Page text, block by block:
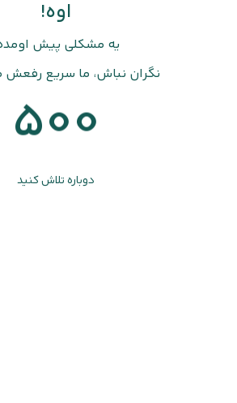
اوه!
یه مشکلی پیش
نگران نباش، ما سریع
500
دوباره تلاش کنید